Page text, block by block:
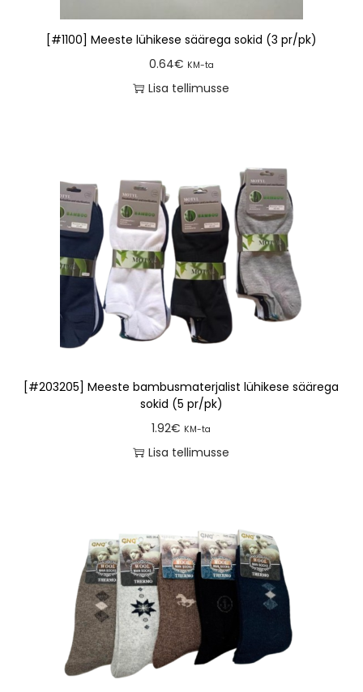
[#1100] Meeste lühikese säärega sokid (3 pr/pk)
0.64€ KM-ta
Lisa tellimusse
[#203205] Meeste bambusmaterjalist lühikese säärega
sokid (5 pr/pk)
1.92€ KM-ta
Lisa tellimusse